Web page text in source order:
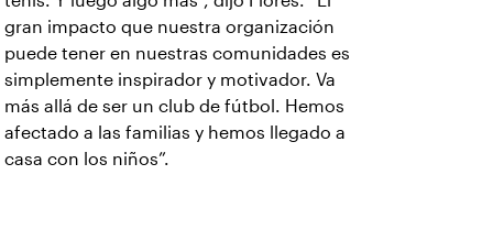
gran impacto que nuestra organización
puede tener en nuestras comunidades es
simplemente inspirador y motivador. Va
más allá de ser un club de fútbol. Hemos
afectado a las familias y hemos llegado a
casa con los niños”.